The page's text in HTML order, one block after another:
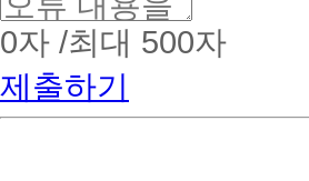
0자 /최대 500자
제출하기